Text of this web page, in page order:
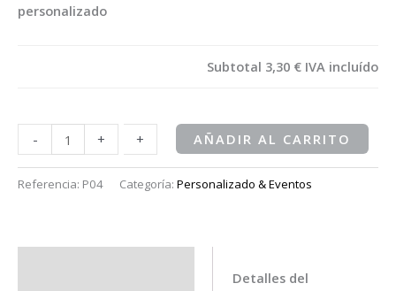
personalizado
Subtotal 3,30 € IVA incluído
-- + + AÑADIR AL CARRITO
Referencia: P04 Categoría: Personalizado & Eventos
Detalles del